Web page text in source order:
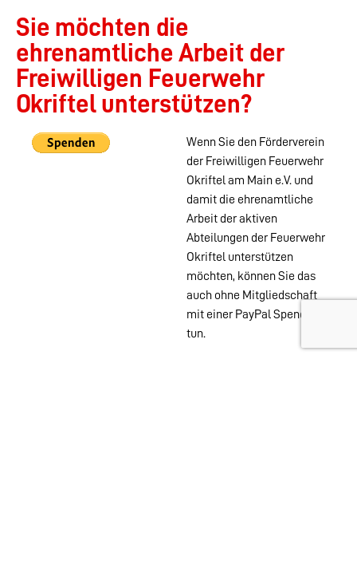
Sie möchten die
ehrenamtliche Arbeit der
Freiwilligen Feuerwehr
Okriftel unterstützen?
Wenn Sie den Förderverein
der Freiwilligen Feuerwehr
Okriftel am Main e.V. und
damit die ehrenamtliche
Arbeit der aktiven
Abteilungen der Feuerwehr
Okriftel unterstützen
möchten, können Sie das
auch ohne Mitgliedschaft
mit einer PayPal Spende
tun.